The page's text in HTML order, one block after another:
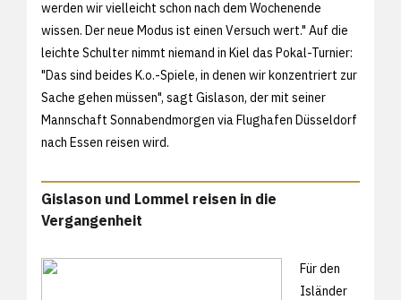
werden wir vielleicht schon nach dem Wochenende
wissen. Der neue Modus ist einen Versuch wert." Auf die
leichte Schulter nimmt niemand in Kiel das Pokal-Turnier:
"Das sind beides K.o.-Spiele, in denen wir konzentriert zur
Sache gehen müssen", sagt Gislason, der mit seiner
Mannschaft Sonnabendmorgen via Flughafen Düsseldorf
nach Essen reisen wird.
Gislason und Lommel reisen in die
Vergangenheit
Für den
Isländer